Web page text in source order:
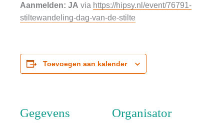
Aanmelden: JA via https://hipsy.nl/event/76791-
stiltewandeling-dag-van-de-stilte
Toevoegen aan kalender
Gegevens Organisator